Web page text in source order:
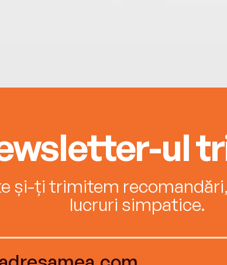
ul
și-ți trimitem
lucruri simpatice.